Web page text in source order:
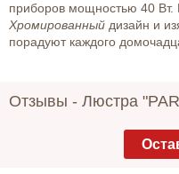
приборов мощностью 40
Хромированный дизайн и
порадуют каждого
Отзывы - Люстра